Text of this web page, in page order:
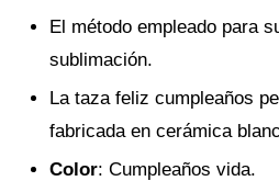
El método empleado para
sublimación.
La taza feliz cumpleaños
fabricada en cerámica
Color: Cumpleaños vida.